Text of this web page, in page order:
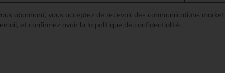
abonnant, vous acceptez de recevoir des communications
et confirmez avoir lu la politique de confidentialité.